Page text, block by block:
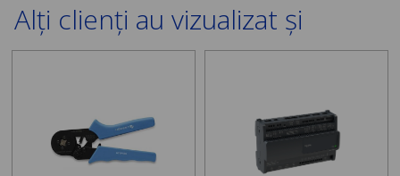
Alți clienți au vizualizat și